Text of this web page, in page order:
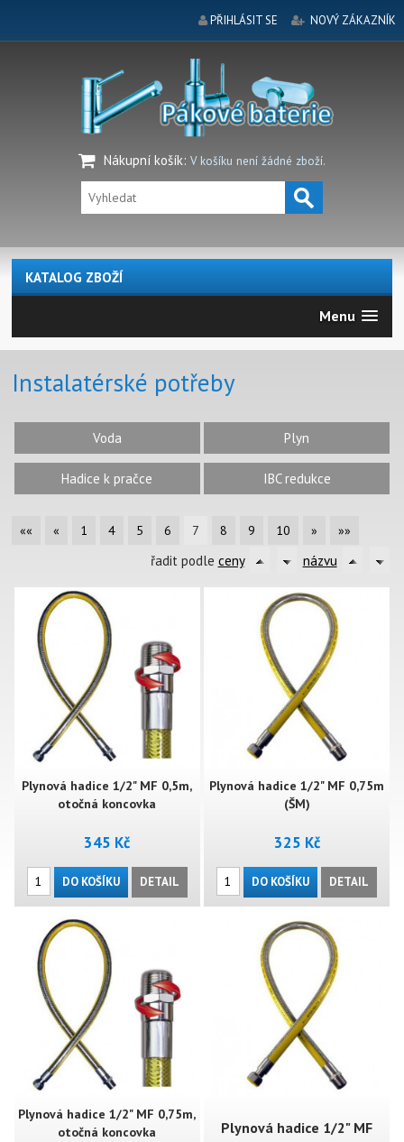
PŘIHLÁSIT SE NOVÝ ZÁKAZNÍK
Nákupní košík: V košíku není žádné zboží.
KATALOG ZBOŽÍ
Menu
Instalatérské potřeby
Voda Plyn
Hadice k pračce IBC redukce
«« « 1 4 5 6 7 8 9 10 » »»
řadit podle ceny názvu
Plynová hadice 1/2" MF 0,5m,
otočná koncovka
345 Kč
DO KOŠÍKU DETAIL
Plynová hadice 1/2" MF 0,75m
(ŠM)
325 Kč
DO KOŠÍKU DETAIL
Plynová hadice 1/2" MF 0,75m,
otočná koncovka
Plynová hadice 1/2" MF